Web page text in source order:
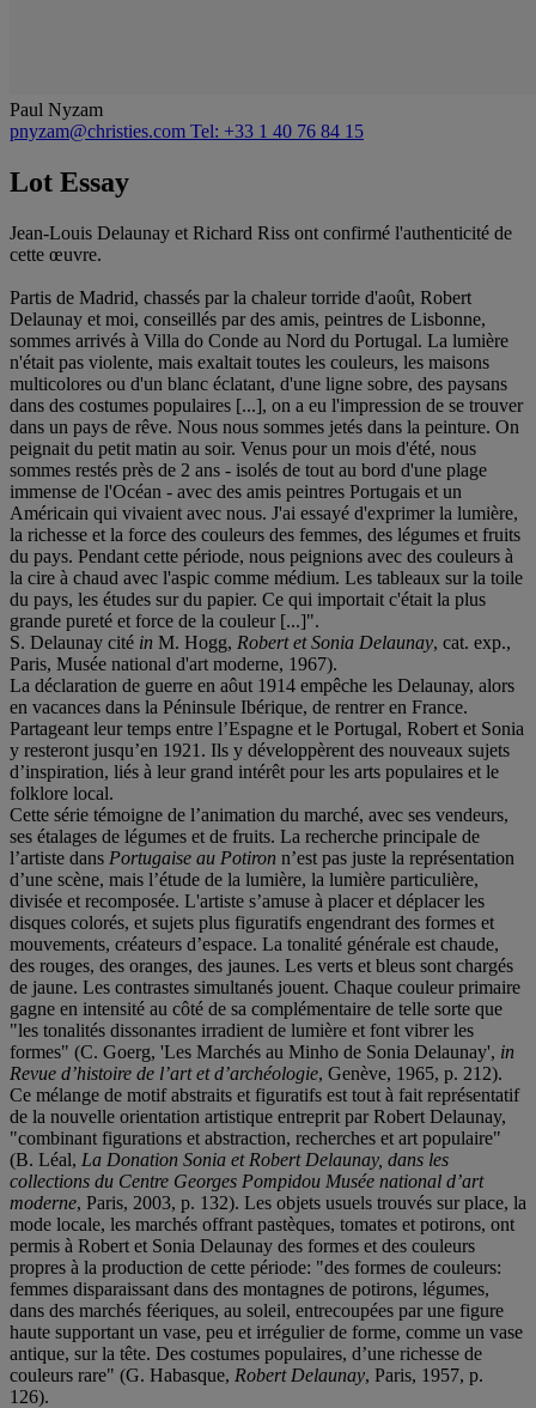
Paul Nyzam
pnyzam@christies.com Tel: +33 1 40 76 84 15
Lot Essay
Jean-Louis Delaunay et Richard Riss ont confirmé l'authenticité de
cette œuvre.
Partis de Madrid, chassés par la chaleur torride d'août, Robert
Delaunay et moi, conseillés par des amis, peintres de Lisbonne,
sommes arrivés à Villa do Conde au Nord du Portugal. La lumière
n'était pas violente, mais exaltait toutes les couleurs, les maisons
multicolores ou d'un blanc éclatant, d'une ligne sobre, des paysans
dans des costumes populaires [...], on a eu l'impression de se trouver
dans un pays de rêve. Nous nous sommes jetés dans la peinture. On
peignait du petit matin au soir. Venus pour un mois d'été, nous
sommes restés près de 2 ans - isolés de tout au bord d'une plage
immense de l'Océan - avec des amis peintres Portugais et un
Américain qui vivaient avec nous. J'ai essayé d'exprimer la lumière,
la richesse et la force des couleurs des femmes, des légumes et fruits
du pays. Pendant cette période, nous peignions avec des couleurs à
la cire à chaud avec l'aspic comme médium. Les tableaux sur la toile
du pays, les études sur du papier. Ce qui importait c'était la plus
grande pureté et force de la couleur [...]".
S. Delaunay cité in M. Hogg, Robert et Sonia Delaunay, cat. exp.,
Paris, Musée national d'art moderne, 1967).
La déclaration de guerre en aôut 1914 empêche les Delaunay, alors
en vacances dans la Péninsule Ibérique, de rentrer en France.
Partageant leur temps entre l’Espagne et le Portugal, Robert et Sonia
y resteront jusqu’en 1921. Ils y développèrent des nouveaux sujets
d’inspiration, liés à leur grand intérêt pour les arts populaires et le
folklore local.
Cette série témoigne de l’animation du marché, avec ses vendeurs,
ses étalages de légumes et de fruits. La recherche principale de
l’artiste dans Portugaise au Potiron n’est pas juste la représentation
d’une scène, mais l’étude de la lumière, la lumière particulière,
divisée et recomposée. L'artiste s’amuse à placer et déplacer les
disques colorés, et sujets plus figuratifs engendrant des formes et
mouvements, créateurs d’espace. La tonalité générale est chaude,
des rouges, des oranges, des jaunes. Les verts et bleus sont chargés
de jaune. Les contrastes simultanés jouent. Chaque couleur primaire
gagne en intensité au côté de sa complémentaire de telle sorte que
"les tonalités dissonantes irradient de lumière et font vibrer les
formes" (C. Goerg, 'Les Marchés au Minho de Sonia Delaunay', in
Revue d’histoire de l’art et d’archéologie, Genève, 1965, p. 212).
Ce mélange de motif abstraits et figuratifs est tout à fait représentatif
de la nouvelle orientation artistique entreprit par Robert Delaunay,
"combinant figurations et abstraction, recherches et art populaire"
(B. Léal, La Donation Sonia et Robert Delaunay, dans les
collections du Centre Georges Pompidou Musée national d’art
moderne, Paris, 2003, p. 132). Les objets usuels trouvés sur place, la
mode locale, les marchés offrant pastèques, tomates et potirons, ont
permis à Robert et Sonia Delaunay des formes et des couleurs
propres à la production de cette période: "des formes de couleurs:
femmes disparaissant dans des montagnes de potirons, légumes,
dans des marchés féeriques, au soleil, entrecoupées par une figure
haute supportant un vase, peu et irrégulier de forme, comme un vase
antique, sur la tête. Des costumes populaires, d’une richesse de
couleurs rare" (G. Habasque, Robert Delaunay, Paris, 1957, p.
126).